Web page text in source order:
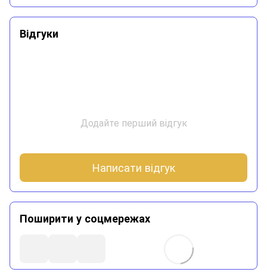
Відгуки
Додайте перший відгук
Написати відгук
Поширити у соцмережах